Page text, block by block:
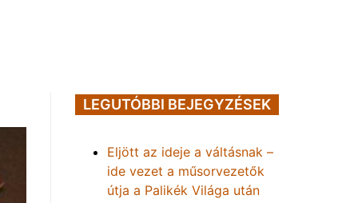
LEGUTÓBBI BEJEGYZÉSEK
Eljött az ideje a váltásnak –
ide vezet a műsorvezetők
útja a Palikék Világa után